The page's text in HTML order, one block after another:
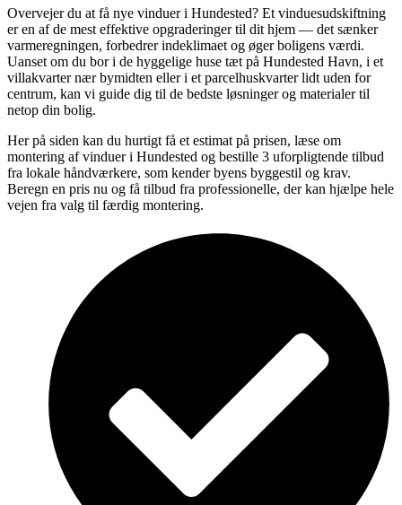
Overvejer du at få nye vinduer i Hundested? Et vinduesudskiftning
er en af de mest effektive opgraderinger til dit hjem — det sænker
varmeregningen, forbedrer indeklimaet og øger boligens værdi.
Uanset om du bor i de hyggelige huse tæt på Hundested Havn, i et
villakvarter nær bymidten eller i et parcelhuskvarter lidt uden for
centrum, kan vi guide dig til de bedste løsninger og materialer til
netop din bolig.
Her på siden kan du hurtigt få et estimat på prisen, læse om
montering af vinduer i Hundested og bestille 3 uforpligtende tilbud
fra lokale håndværkere, som kender byens byggestil og krav.
Beregn en pris nu og få tilbud fra professionelle, der kan hjælpe hele
vejen fra valg til færdig montering.